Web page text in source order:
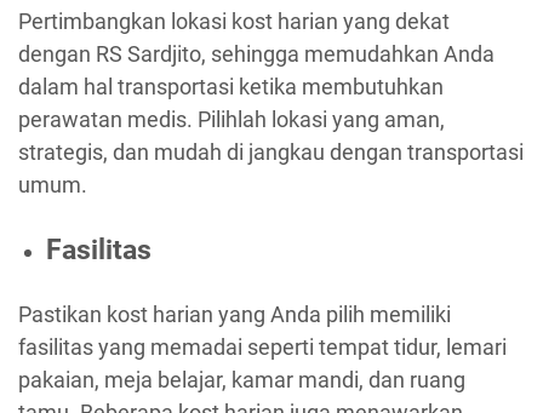
Pertimbangkan lokasi kost harian yang dekat
dengan RS Sardjito, sehingga memudahkan Anda
dalam hal transportasi ketika membutuhkan
perawatan medis. Pilihlah lokasi yang aman,
strategis, dan mudah di jangkau dengan transportasi
umum.
Fasilitas
Pastikan kost harian yang Anda pilih memiliki
fasilitas yang memadai seperti tempat tidur, lemari
pakaian, meja belajar, kamar mandi, dan ruang